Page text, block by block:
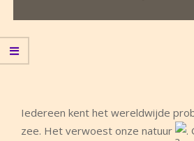
Iedereen kent het wereldwijde
zee. Het verwoest onze natuur
.